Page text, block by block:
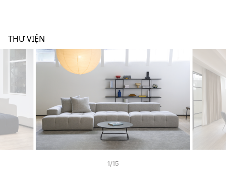
THƯ VIỆN
1/15